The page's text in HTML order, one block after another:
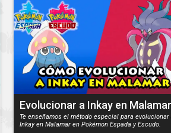
Evolucionar a Inkay en Malamar
Te enseñamos el método especial para evolucionar
Inkay en Malamar en Pokémon Espada y Escudo.